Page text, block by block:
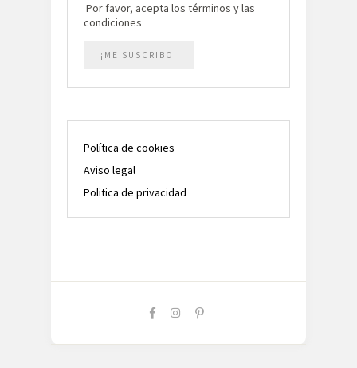
Por favor, acepta los términos y las
condiciones
Política de cookies
Aviso legal
Politica de privacidad